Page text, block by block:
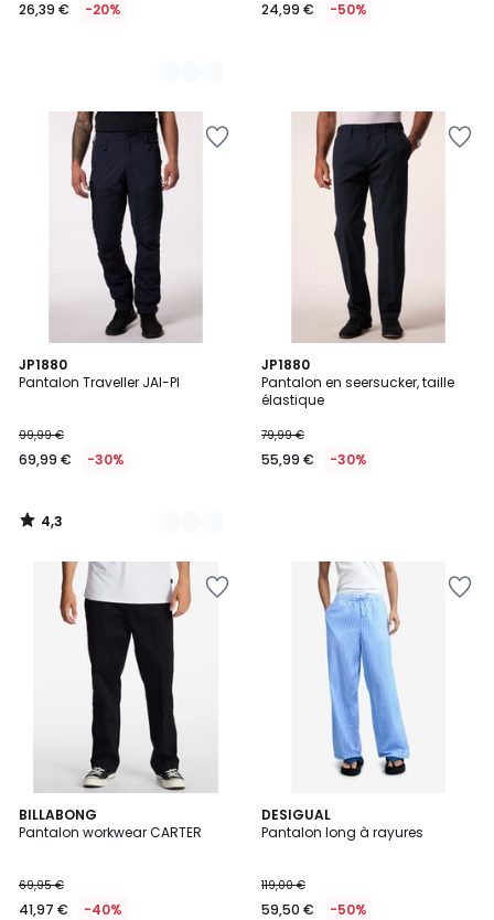
26,39 € -20% 24,99 € -50%
JP1880
Pantalon Traveller JAI-PI
99,99 €
69,99 € -30%
4,3
/ 5
2
Couleurs
4,3
/
JP1880
Pantalon en seersucker, taille
élastique
79,99 €
55,99 € -30%
BILLABONG
Pantalon workwear CARTER
69,95 €
41,97 € -40%
DESIGUAL
Pantalon long à rayures
119,00 €
59,50 € -50%